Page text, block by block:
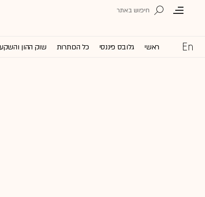
ראשי גלובס פיננסי כל הכותרות שוק ההון